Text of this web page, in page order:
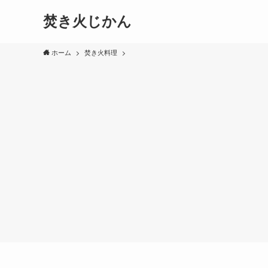
焚き火じかん
ホーム 焚き火料理